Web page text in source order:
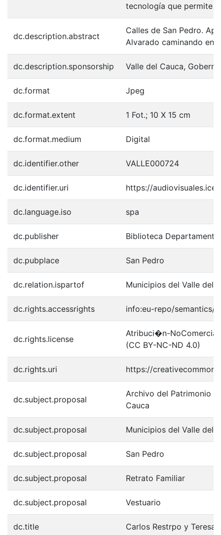
tecnología que permite
dc.description.abstract
Calles de San Pedro.
Alvarado caminando en
dc.description.sponsorship Valle del Cauca,
dc.format Jpeg
dc.format.extent 1 Fot.; 10 X 15 cm
dc.format.medium Digital
dc.identifier.other VALLE000724
dc.identifier.uri https://
dc.language.iso spa
dc.publisher Biblioteca
dc.pubplace San Pedro
dc.relation.ispartof Municipios del Valle del
dc.rights.accessrights info:eu-repo/semantics/
dc.rights.license
Atribuci�n-
(CC BY-NC-ND 4.0)
dc.rights.uri https://
dc.subject.proposal
Archivo del Patrimonio
Cauca
dc.subject.proposal Municipios del Valle del
dc.subject.proposal San Pedro
dc.subject.proposal Retrato Familiar
dc.subject.proposal Vestuario
dc.title Carlos Restrpo y Teresa